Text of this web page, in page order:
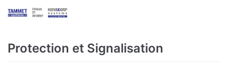
Skip
Protection et Signalisation